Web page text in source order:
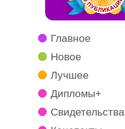
Главное
Новое
Лучшее
Дипломы+
Свидетельства